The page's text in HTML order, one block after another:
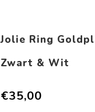
Jolie Ring
Zwart & Wit
€35,00